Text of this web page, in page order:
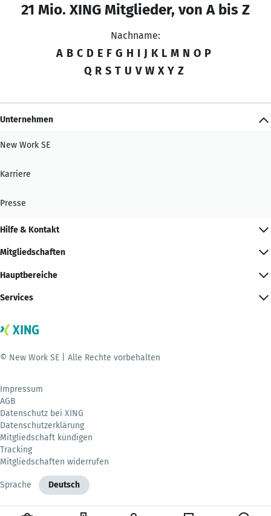
21 Mio. XING Mitglieder, von A bis Z
Nachname:
A B C D E F G H I J K L M N O P
Q R S T U V W X Y Z
Unternehmen
New Work SE
Karriere
Presse
Hilfe & Kontakt
Mitgliedschaften
Hauptbereiche
Services
© New Work SE | Alle Rechte vorbehalten
Impressum
AGB
Datenschutz bei XING
Datenschutzerklärung
Mitgliedschaft kündigen
Tracking
Mitgliedschaften widerrufen
Sprache Deutsch